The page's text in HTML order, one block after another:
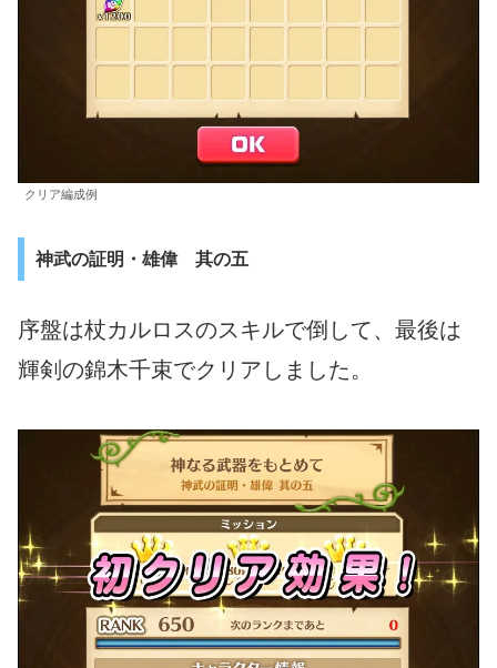
クリア編成例
神武の証明・雄偉 其の五
序盤は杖カルロスのスキルで倒して、最後は
輝剣の錦木千束でクリアしました。